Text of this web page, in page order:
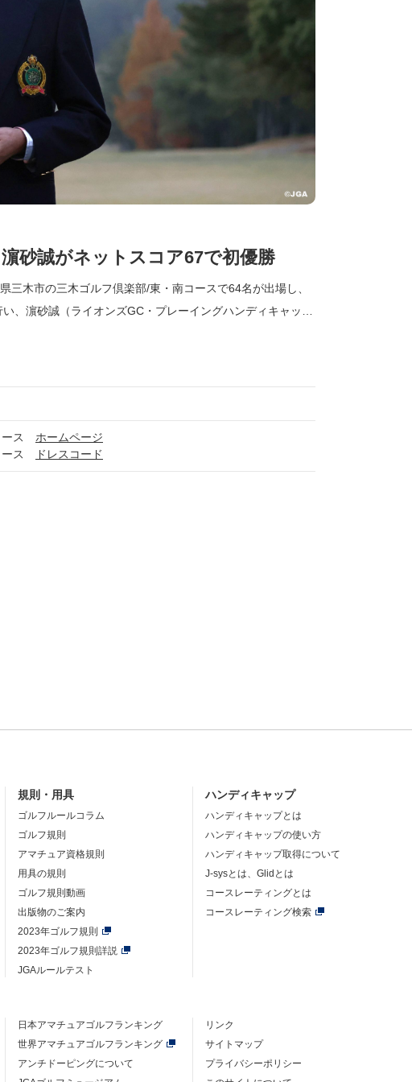
砂誠がネットスコア67で初優勝
木市の三木ゴルフ倶楽部/東・南コースで64名が出場し、
、濵砂誠（ライオンズGC・プレーイングハンディキャップ
ース ホームページ
ース
ドレスコード
規則・用具
ゴルフルールコラム
ゴルフ規則
アマチュア資格規則
用具の規則
ゴルフ規則動画
出版物のご案内
2023年ゴルフ規則
2023年ゴルフ規則詳説
JGAルールテスト
ハンディキャップ
ハンディキャップとは
ハンディキャップの使い方
ハンディキャップ取得について
J-sysとは、Glidとは
コースレーティングとは
コースレーティング検索
日本アマチュアゴルフランキング
世界アマチュアゴルフランキング
アンチドーピングについて
リンク
サイトマップ
プライバシーポリシー